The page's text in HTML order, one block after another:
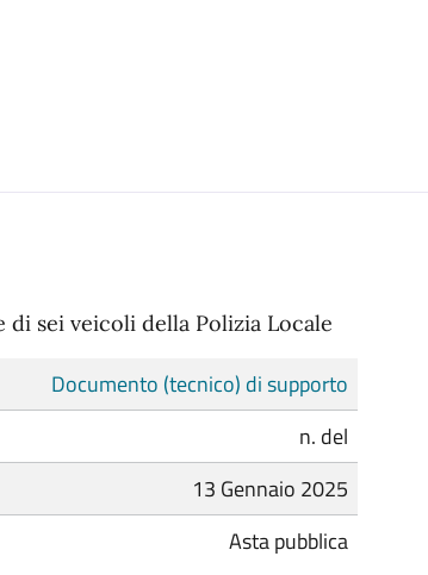
di sei veicoli della Polizia Locale
Documento (tecnico) di supporto
n. del
13 Gennaio 2025
Asta pubblica